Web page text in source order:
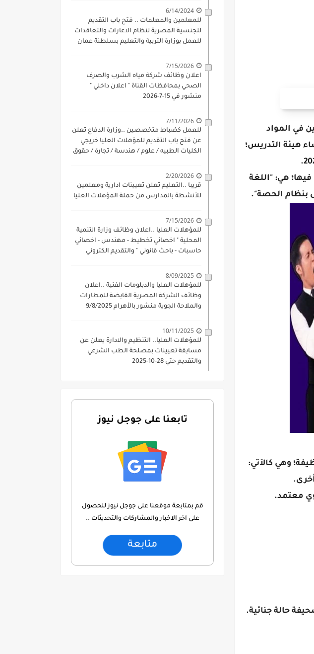
في المواد
هيئة التدريس؛
هي: "اللغة
بنظام الحصة".
وهي كالآتي:
معتمد.
6/14/2024
للمعلمين والمعلمات .. فتح باب التقديم
للجنسية المصرية لنظام الاعارات والتعاقدات
للعمل بوزارة التربية والتعليم بسلطنة عمان
7/15/2026
اعلان وظائف شركة مياه الشرب والصرف
الصحي بمحافظات القناة " اعلان داخلي "
منشور في 15-7-2026
7/11/2026
للعمل كضباط متخصصين ..وزارة الدفاع تعلن
عن فتح باب التقديم للمؤهلات العليا خريجي
الكليات الطبيه / علوم / هندسة / تجارة / حقوق
2/20/2026
قريبا ..التعليم تعلن تعيينات ادارية ومعلمين
للأنشطة بالمدارس من حملة المؤهلات العليا
7/15/2026
للمؤهلات العليا ..اعلان وظائف وزارة التنمية
المحلية " اخصائي تخطيط - مهندس - اخصائي
حاسبات - باحث قانوني " والتقديم الكتروني
8/09/2025
للمؤهلات العليا والدبلومات الفنية ..اعلان
وظائف الشركة المصرية القابضة للمطارات
والملاحة الجوية منشور بالأهرام 9/8/2025
10/11/2025
للمؤهلات العليا.. التنظيم والادارة يعلن عن
مسابقة تعيينات بمصلحة الطب الشرعي
والتقديم حتي 28-10-2025
تابعنا على جوجل نيوز
قم بمتابعة موقعنا على جوجل نيوز للحصول
على اخر الاخبار والمشاركات والتحديثات ..
متابعة